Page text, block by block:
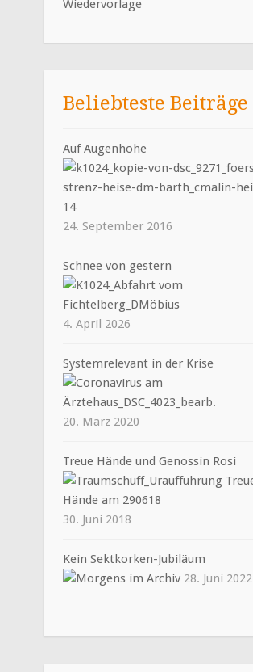
Wiedervorlage
Beliebteste Beiträge
Auf Augenhöhe
24. September 2016
Schnee von gestern
4. April 2026
Systemrelevant in der Krise
20. März 2020
Treue Hände und Genossin Rosi
30. Juni 2018
Kein Sektkorken-Jubiläum
28. Juni 2022